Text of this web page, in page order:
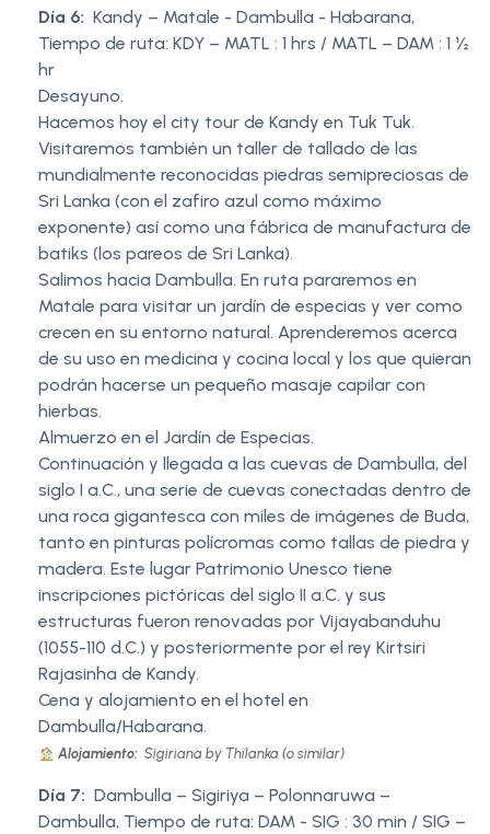
Día 6: Kandy – Matale - Dambulla - Habarana,
Tiempo de ruta: KDY – MATL : 1 hrs / MATL – DAM : 1 ½
hr
Desayuno.
Hacemos hoy el city tour de Kandy en Tuk Tuk.
Visitaremos también un taller de tallado de las
mundialmente reconocidas piedras semipreciosas de
Sri Lanka (con el zafiro azul como máximo
exponente) así como una fábrica de manufactura de
batiks (los pareos de Sri Lanka).
Salimos hacia Dambulla. En ruta pararemos en
Matale para visitar un jardín de especias y ver como
crecen en su entorno natural. Aprenderemos acerca
de su uso en medicina y cocina local y los que quieran
podrán hacerse un pequeño masaje capilar con
hierbas.
Almuerzo en el Jardín de Especias.
Continuación y llegada a las cuevas de Dambulla, del
siglo I a.C., una serie de cuevas conectadas dentro de
una roca gigantesca con miles de imágenes de Buda,
tanto en pinturas polícromas como tallas de piedra y
madera. Este lugar Patrimonio Unesco tiene
inscripciones pictóricas del siglo II a.C. y sus
estructuras fueron renovadas por Vijayabanduhu
(1055-110 d.C.) y posteriormente por el rey Kirtsiri
Rajasinha de Kandy.
Cena y alojamiento en el hotel en
Dambulla/Habarana.
Alojamiento: Sigiriana by Thilanka (o similar)
Día 7: Dambulla – Sigiriya – Polonnaruwa –
Dambulla, Tiempo de ruta: DAM - SIG : 30 min / SIG –